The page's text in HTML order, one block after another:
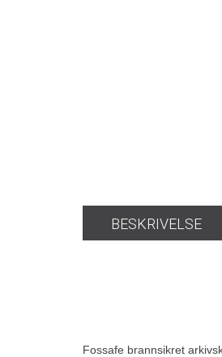
BESKRIVELSE
Fossafe brannsikret